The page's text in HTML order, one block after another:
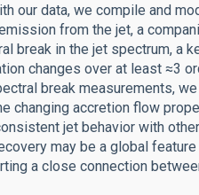
our data, we compile and
from the jet, a
break in the jet spectrum, a
changes over at least ≈3
break measurements,
changing accretion flow
jet behavior with
may be a global
a close connection